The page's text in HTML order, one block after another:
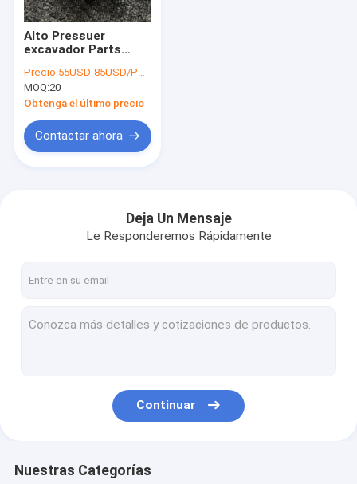
Alto Pressuer
excavador Parts
SANY-S-500BG del
sensor SANY del
transductor de
SY215/SY225H
Precio:55USD-85USD/PCS
MOQ:20
Obtenga el último precio
Contactar ahora
Deja Un Mensaje
Le Responderemos Rápidamente
Continuar
Nuestras Categorías